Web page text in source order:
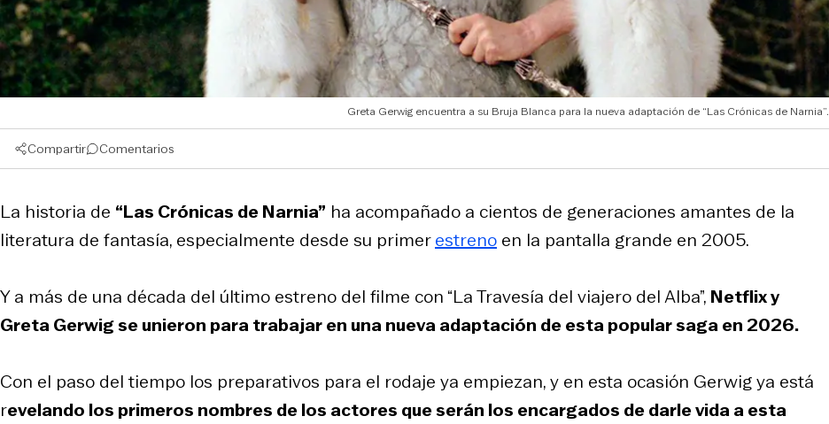
Greta Gerwig encuentra a su Bruja Blanca para la nueva adaptación de “Las Crónicas de Narnia”.
Compartir Comentarios
La historia de “Las Crónicas de Narnia” ha acompañado a cientos de generaciones amantes de la
literatura de fantasía, especialmente desde su primerestreno en la pantalla grande en 2005.
Y a más de una década del último estreno del filme con “La Travesía del viajero del Alba”, Netflix y
Greta Gerwig se unieron para trabajar en una nueva adaptación de esta popular saga en 2026.
Con el paso del tiempo los preparativos para el rodaje ya empiezan, y en esta ocasión Gerwig ya está
revelando los primeros nombres de los actores que serán los encargados de darle vida a esta